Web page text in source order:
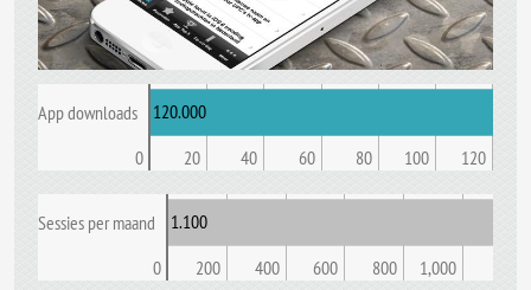
App downloads
0
20 40 60 80 100 120
120.000
Sessies per maand
0
200 400 600 800 1,000
1.100